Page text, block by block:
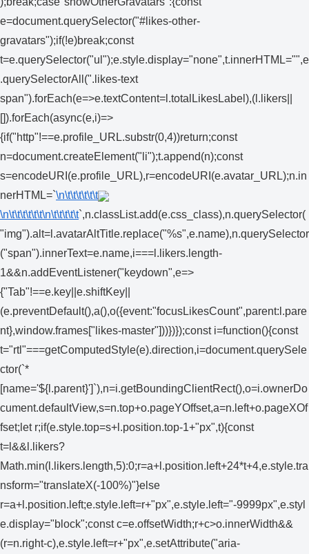
e=document.querySelector("#likes-other-
gravatars");if(!e)break;const
t=e.querySelector("ul");e.style.display="none",t.innerHTML="",e
.querySelectorAll(".likes-text
span").forEach(e=>e.textContent=l.totalLikesLabel),(l.likers||
[]).forEach(async(e,i)=>
{if("http"!==e.profile_URL.substr(0,4))return;const
n=document.createElement("li");t.append(n);const
s=encodeURI(e.profile_URL),r=encodeURI(e.avatar_URL);n.in
nerHTML=`\n\t\t\t\t\t\t
\n\t\t\t\t\t\t\n\t\t\t\t\t`,n.classList.add(e.css_class),n.querySelector(
"img").alt=l.avatarAltTitle.replace("%s",e.name),n.querySelector
("span").innerText=e.name,i===l.likers.length-
1&&n.addEventListener("keydown",e=>
{"Tab"!==e.key||e.shiftKey||
(e.preventDefault(),a(),o({event:"focusLikesCount",parent:l.pare
nt},window.frames["likes-master"]))})});const i=function(){const
t="rtl"===getComputedStyle(e).direction,i=document.querySele
ctor(`*
[name='${l.parent}']`),n=i.getBoundingClientRect(),o=i.ownerDo
cument.defaultView,s=n.top+o.pageYOffset,a=n.left+o.pageXOf
fset;let r;if(e.style.top=s+l.position.top-1+"px",t){const
t=l&&l.likers?
Math.min(l.likers.length,5):0;r=a+l.position.left+24*t+4,e.style.tra
nsform="translateX(-100%)"}else
r=a+l.position.left;e.style.left=r+"px",e.style.left="-9999px",e.styl
e.display="block";const c=e.offsetWidth;r+c>o.innerWidth&&
(r=n.right-c),e.style.left=r+"px",e.setAttribute("aria-